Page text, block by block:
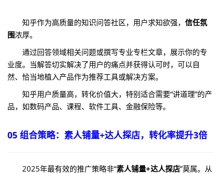
知乎作为高质量的知识问答社区，用户求知欲强， 信任氛
围浓厚。
通过回答领域相关问题或撰写专业专栏文章，展示你的专
业度。当解答切实解决了用户的痛点并获得认可时，可以自
然、恰当地植入产品作为推荐工具或解决方案。
知乎用户质量高，转化价值大，特别适合需要“讲道理”的产
品，如数码产品、课程、软件工具、金融保险等。
05 组合策略：素人铺量+达人探店，转化率提升3倍
2025年最有效的推广策略非“素人铺量+达人探店”莫属。从